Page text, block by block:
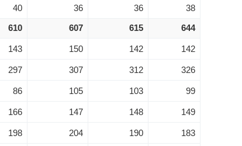
40 36 36 38
610 607 615 644
143 150 142 142
297 307 312 326
86 105 103 99
166 147 148 149
198 204 190 183